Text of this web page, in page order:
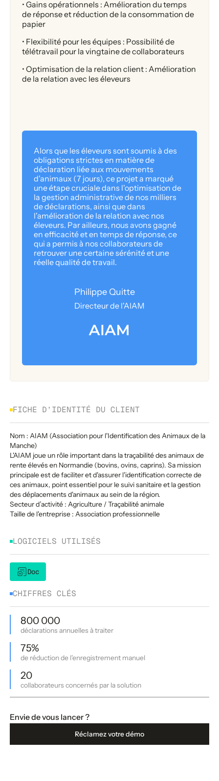
FICHE D’IDENTITÉ DU CLIENT
Nom : AIAM (Association pour l'Identification des Animaux de la
Manche)
L'AIAM joue un rôle important dans la traçabilité des animaux de
rente élevés en Normandie (bovins, ovins, caprins). Sa mission
principale est de faciliter et d'assurer l'identification correcte de
ces animaux, point essentiel pour le suivi sanitaire et la gestion
des déplacements d'animaux au sein de la région.
Secteur d’activité : Agriculture / Traçabilité animale
Taille de l'entreprise : Association professionnelle
LOGICIELS UTILISÉS
Doc
CHIFFRES CLÉS
800 000
déclarations annuelles à traiter
75%
de réduction de l'enregistrement manuel
20
collaborateurs concernés par la solution
Envie de vous lancer ?
Réclamez votre démo
• Gains opérationnels : Amélioration du temps
de réponse et réduction de la consommation de
papier
• Flexibilité pour les équipes : Possibilité de
télétravail pour la vingtaine de collaborateurs
• Optimisation de la relation client : Amélioration
de la relation avec les éleveurs
Alors que les éleveurs sont soumis à des
obligations strictes en matière de
déclaration liée aux mouvements
d'animaux (7 jours), ce projet a marqué
une étape cruciale dans l'optimisation de
la gestion administrative de nos milliers
de déclarations, ainsi que dans
l'amélioration de la relation avec nos
éleveurs. Par ailleurs, nous avons gagné
en efficacité et en temps de réponse, ce
qui a permis à nos collaborateurs de
retrouver une certaine sérénité et une
réelle qualité de travail.
Philippe Quitte
Directeur de l'AIAM